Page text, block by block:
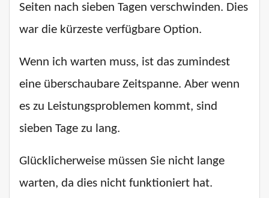
Seiten nach sieben Tagen verschwinden. Dies
war die kürzeste verfügbare Option.
Wenn ich warten muss, ist das zumindest
eine überschaubare Zeitspanne. Aber wenn
es zu Leistungsproblemen kommt, sind
sieben Tage zu lang.
Glücklicherweise müssen Sie nicht lange
warten, da dies nicht funktioniert hat.